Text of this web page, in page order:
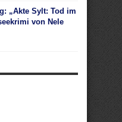
„Akte Sylt: Tod im
von Nele